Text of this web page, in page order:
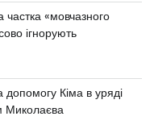
частка «мовчазного
ігнорують
Кіма в уряді
Миколаєва